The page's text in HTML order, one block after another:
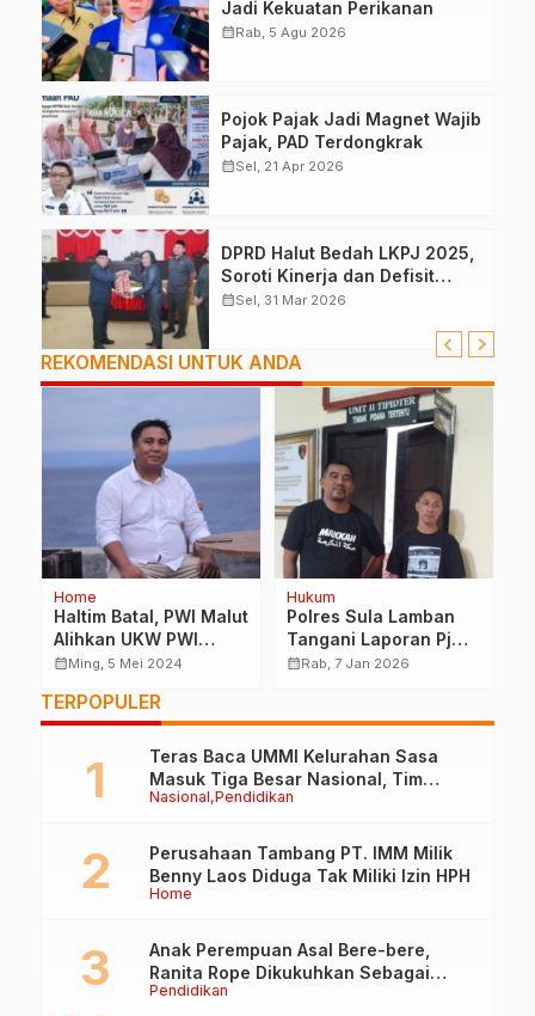
Jadi Kekuatan Perikanan
calendar_monthRab, 5 Agu 2026
Pojok Pajak Jadi Magnet Wajib
Pajak, PAD Terdongkrak
calendar_monthSel, 21 Apr 2026
DPRD Halut Bedah LKPJ 2025,
Soroti Kinerja dan Defisit
Anggaran
calendar_monthSel, 31 Mar 2026
REKOMENDASI UNTUK ANDA
Home
Haltim Batal, PWI Malut
Alihkan UKW PWI
Pusat Di Ternate
calendar_monthMing, 5 Mei 2024
Hukum
Polres Sula Lamban
Tangani Laporan Pj
Kades Falabisahaya
calendar_monthRab, 7 Jan 2026
TERPOPULER
Nasional Pendidikan
Teras Baca UMMI Kelurahan Sasa
Masuk Tiga Besar Nasional, Tim
Penilai Lakukan Visitasi di Ternate
Home
Perusahaan Tambang PT. IMM Milik
Benny Laos Diduga Tak Miliki Izin HPH
Pendidikan
Anak Perempuan Asal Bere-bere,
Ranita Rope Dikukuhkan Sebagai
Guru Besar dan Rektor Ummu